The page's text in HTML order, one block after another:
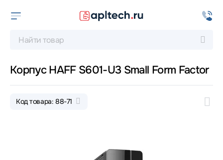
Корпус HAFF S601-U3 Small Form Factor
Код товара: 88-71